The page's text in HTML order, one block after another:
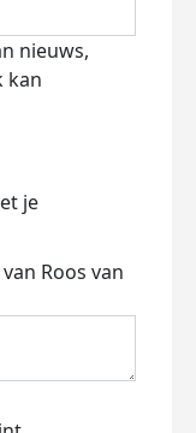
nieuws,
kan
je
Roos van